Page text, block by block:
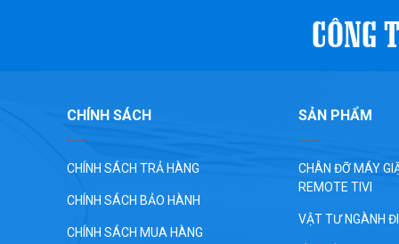
CÔNG
CHÍNH SÁCH
CHÍNH SÁCH TRẢ HÀNG
CHÍNH SÁCH BẢO HÀNH
CHÍNH SÁCH MUA HÀNG
SẢN PHẨM
CHÂN ĐỠ MÁY
REMOTE TIVI
VẬT TƯ NGÀNH